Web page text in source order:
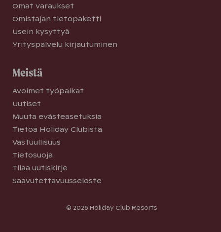
Omat varaukset
Omistajan tietopaketti
Usein kysyttyä
Yrityspalvelu kirjautuminen
Meistä
Avoimet työpaikat
Uutiset
Muuta evästeasetuksia
Tietoa Holiday Clubista
Vastuullisuus
Tietosuoja
Tilaa uutiskirje
Saavutettavuusseloste
© 2026 Holiday Club Resorts